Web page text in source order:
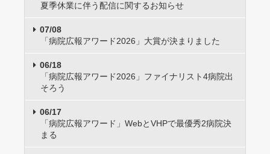
夏季休業に伴う配信に関するお知らせ
07/08
「病院広報アワード2026」大賞が決まりました
06/18
「病院広報アワード2026」ファイナリスト4病院出
そろう
06/17
「病院広報アワード」WebとVHPで最優秀2病院決
まる